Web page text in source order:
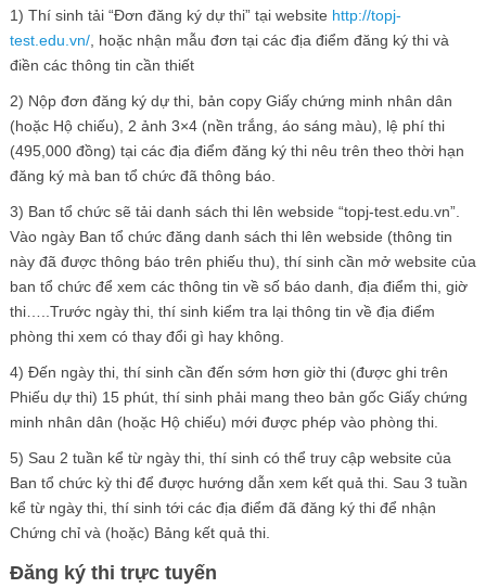
1) Thí sinh tải “Đơn đăng ký dự thi” tại website http://topj-
test.edu.vn/, hoặc nhận mẫu đơn tại các địa điểm đăng ký thi và
điền các thông tin cần thiết
2) Nộp đơn đăng ký dự thi, bản copy Giấy chứng minh nhân dân
(hoặc Hộ chiếu), 2 ảnh 3×4 (nền trắng, áo sáng màu), lệ phí thi
(495,000 đồng) tại các địa điểm đăng ký thi nêu trên theo thời hạn
đăng ký mà ban tổ chức đã thông báo.
3) Ban tổ chức sẽ tải danh sách thi lên webside “topj-test.edu.vn”.
Vào ngày Ban tổ chức đăng danh sách thi lên webside (thông tin
này đã được thông báo trên phiếu thu), thí sinh cần mở website của
ban tổ chức để xem các thông tin về số báo danh, địa điểm thi, giờ
thi…..Trước ngày thi, thí sinh kiểm tra lại thông tin về địa điểm
phòng thi xem có thay đổi gì hay không.
4) Đến ngày thi, thí sinh cần đến sớm hơn giờ thi (được ghi trên
Phiếu dự thi) 15 phút, thí sinh phải mang theo bản gốc Giấy chứng
minh nhân dân (hoặc Hộ chiếu) mới được phép vào phòng thi.
5) Sau 2 tuần kể từ ngày thi, thí sinh có thể truy cập website của
Ban tổ chức kỳ thi để được hướng dẫn xem kết quả thi. Sau 3 tuần
kể từ ngày thi, thí sinh tới các địa điểm đã đăng ký thi để nhận
Chứng chỉ và (hoặc) Bảng kết quả thi.
Đăng ký thi trực tuyến